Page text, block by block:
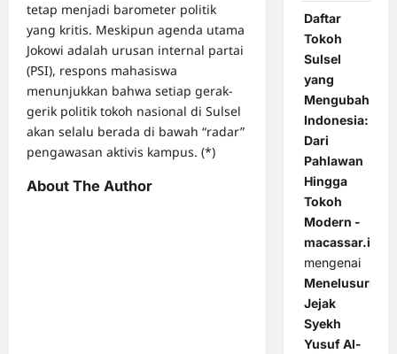
tetap menjadi barometer politik
yang kritis. Meskipun agenda utama
Jokowi adalah urusan internal partai
(PSI), respons mahasiswa
menunjukkan bahwa setiap gerak-
gerik politik tokoh nasional di Sulsel
akan selalu berada di bawah “radar”
pengawasan aktivis kampus. (*)
About The Author
Daftar
Tokoh
Sulsel
yang
Mengubah
Indonesia:
Dari
Pahlawan
Hingga
Tokoh
Modern -
macassar.id
mengenai
Menelusuri
Jejak
Syekh
Yusuf Al-